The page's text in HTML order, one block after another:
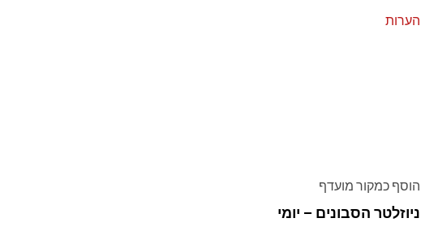
הערות
הוסף כמקור מועדף
ניוזלטר הסבונים – יומי